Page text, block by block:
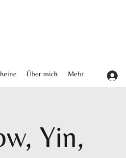
Über mich Mehr
Yin,